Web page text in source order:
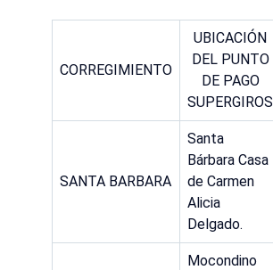
CORREGIMIENTO
UBICACIÓN
DEL PUNTO
DE PAGO
SUPERGIROS
SANTA BARBARA
Santa
Bárbara Casa
de Carmen
Alicia
Delgado.
Mocondino